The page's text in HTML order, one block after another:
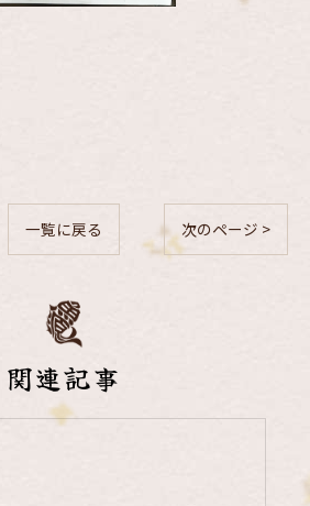
一覧に戻る 次のページ >
関連記事